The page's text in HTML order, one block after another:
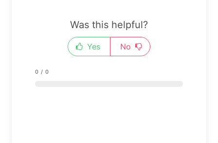
Was this helpful?
Yes No
0 / 0